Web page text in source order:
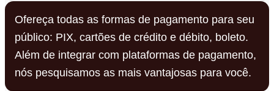
Ofereça todas as formas de pagamento para seu
público: PIX, cartões de crédito e débito, boleto.
Além de integrar com plataformas de pagamento,
nós pesquisamos as mais vantajosas para você.